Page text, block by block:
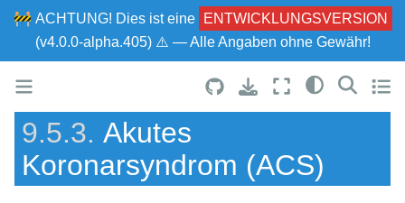
🚧 ACHTUNG! Dies ist eine
ENTWICKLUNGSVERSION
(v4.0.0-alpha.405) ⚠ — Alle Angaben ohne Gewähr!
9.5.3. Akutes
Koronarsyndrom (ACS)